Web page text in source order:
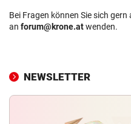
Bei Fragen können Sie sich
an forum@krone.atwenden.
NEWSLETTER